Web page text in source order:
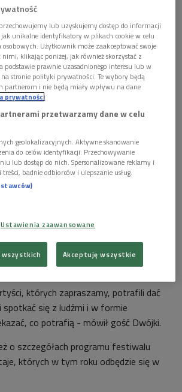
EtnoKraków/Rozstaje 2017

wydarzeniach festiwalu
2017 (Poranek Dwójki)
Antonov Roman/Shutterstock.com
których zapraszamy, potrafili dać
spotkać się z ludźmi i w formie
co potrafią - mówił gość Dwójki.
o szczegółach programu festiwalu
których w tym roku odbędzie się w
lub uzyskujemy dostęp do informacji
unikalne identyfikatory w plikach cookie w celu
Użytkownik może zaakceptować swoje
klikając poniżej, jak również skorzystać z
podstawie prawnie uzasadnionego interesu lub w
stronie polityki prywatności. Te wybory będą
partnerom i nie będą miały wpływu na dane
prywatności
przetwarzamy dane w celu
geolokalizacyjnych. Aktywne skanowanie
do celów identyfikacji. Przechowywanie
lub dostęp do nich. Spersonalizowane reklamy i
badnie odbiorców i ulepszanie usług.
Ustawienia zaawansowane
Akceptuję wszystkie